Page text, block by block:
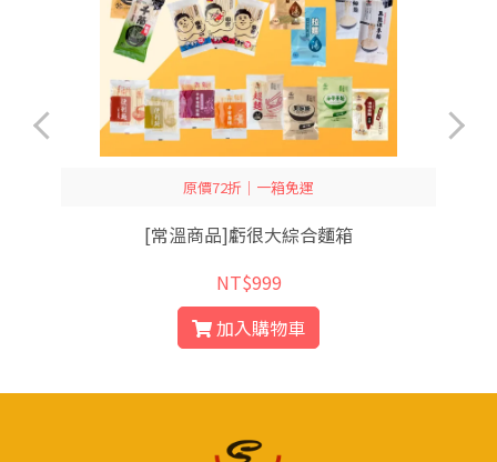
原價72折｜一箱免運
[常溫商品]虧很大綜合麵箱
NT$999
加入購物車